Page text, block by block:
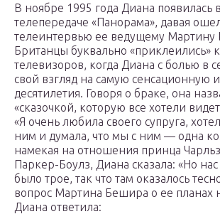
В ноябре 1995 года Диана появилась
телепередаче «Панорама», давая
телеинтервью ее ведущему Мартину
Британцы буквально «приклеились»
телевизоров, когда Диана с болью в
свой взгляд на самую сенсационную
десятилетия. Говоря о браке, она
«сказочкой, которую все хотели
«Я очень любила своего супруга,
ним и думала, что мы с ним — одна
намекая на отношения принца
Паркер-Боулз, Диана сказала: «Но
было трое, так что там оказалось
вопрос Мартина Бешира о ее планах
Диана ответила: